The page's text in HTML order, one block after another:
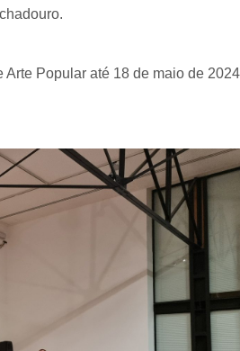
Arte Popular até 18 de maio de